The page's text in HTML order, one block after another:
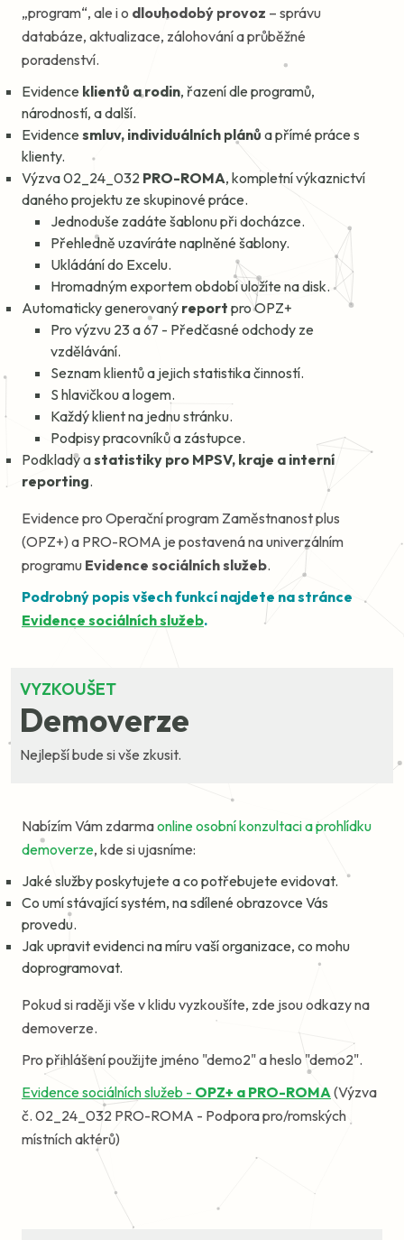
„program“, ale i o dlouhodobý provoz – správu
databáze, aktualizace, zálohování a průběžné
poradenství.
Evidence klientů a rodin, řazení dle programů,
národností, a další.
Evidence smluv, individuálních plánů a přímé práce s
klienty.
Výzva 02_24_032 PRO-ROMA, kompletní výkaznictví
daného projektu ze skupinové práce.
Jednoduše zadáte šablonu při docházce.
Přehledně uzavíráte naplněné šablony.
Ukládání do Excelu.
Hromadným exportem období uložíte na disk.
Automaticky generovaný report pro OPZ+
Pro výzvu 23 a 67 - Předčasné odchody ze
vzdělávání.
Seznam klientů a jejich statistika činností.
S hlavičkou a logem.
Každý klient na jednu stránku.
Podpisy pracovníků a zástupce.
Podklady astatistiky pro MPSV, kraje a interní
reporting.
Evidence pro Operační program Zaměstnanost plus
(OPZ+) a PRO-ROMA je postavená na univerzálním
programu Evidence sociálních služeb.
Podrobný popis všech funkcí najdete na stránce
Evidence sociálních služeb.
VYZKOUŠET
Demoverze
Nejlepší bude si vše zkusit.
Nabízím Vám zdarmaonline osobní konzultaci a prohlídku
demoverze, kde si ujasníme:
Jaké služby poskytujete a co potřebujete evidovat.
Co umí stávající systém, na sdílené obrazovce Vás
provedu.
Jak upravit evidenci na míru vaší organizace, co mohu
doprogramovat.
Pokud si raději vše v klidu vyzkoušíte, zde jsou odkazy na
demoverze.
Pro přihlášení použijte jméno "demo2" a heslo "demo2".
Evidence sociálních služeb - OPZ+ a PRO-ROMA (Výzva
č. 02_24_032 PRO-ROMA - Podpora pro/romských
místních aktérů)